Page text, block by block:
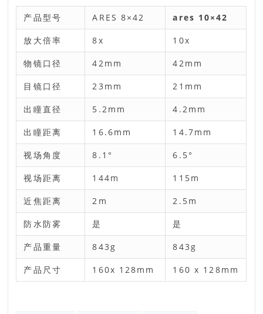
产品型号 ARES 8×42 ares 10×42
放大倍率 8x 10x
物镜口径 42mm 42mm
目镜口径 23mm 21mm
出瞳直径 5.2mm 4.2mm
出瞳距离 16.6mm 14.7mm
视场角度 8.1° 6.5°
视场距离 144m 115m
近焦距离 2m 2.5m
防水防雾 是 是
产品重量 843g 843g
产品尺寸 160x 128mm 160 x 128mm